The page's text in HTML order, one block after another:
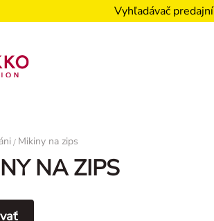
Vyhľadávač predajní
/ Mikiny na zips
NA ZIPS